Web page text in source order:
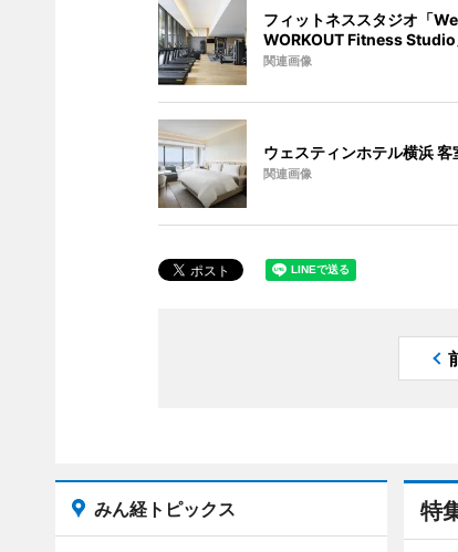
フィットネススタジオ「
WORKOUT Fitness Studio
関連画像
ウェスティンホテル横浜 客
関連画像
特
みん経トピックス